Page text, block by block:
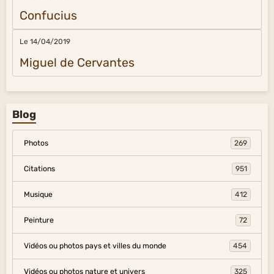
Confucius
Le 14/04/2019
Miguel de Cervantes
Blog
Photos 269
Citations 951
Musique 412
Peinture 72
Vidéos ou photos pays et villes du monde 454
Vidéos ou photos nature et univers 325